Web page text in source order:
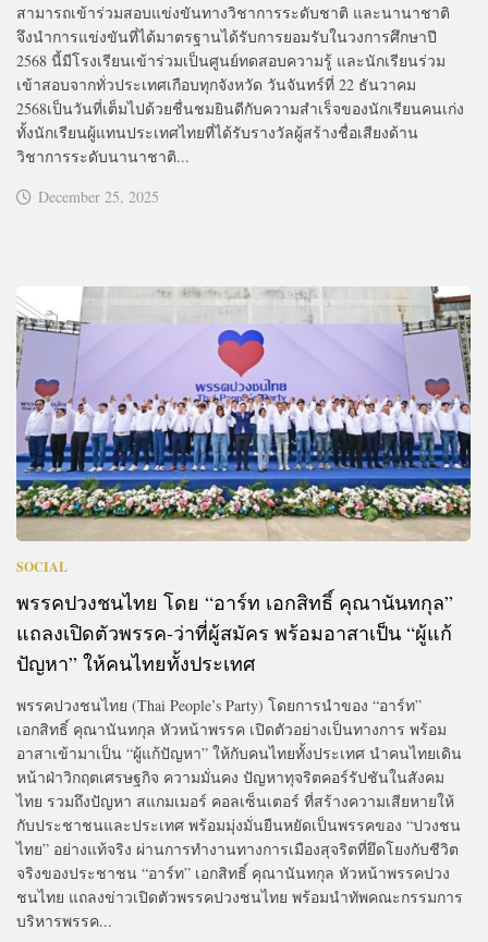
สามารถเข้าร่วมสอบแข่งขันทางวิชาการระดับชาติ และนานาชาติ
จึงนำการแข่งขันที่ได้มาตรฐานได้รับการยอมรับในวงการศึกษาปี
2568 นี้มีโรงเรียนเข้าร่วมเป็นศูนย์ทดสอบความรู้ และนักเรียนร่วม
เข้าสอบจากทั่วประเทศเกือบทุกจังหวัด วันจันทร์ที่ 22 ธันวาคม
2568เป็นวันที่เต็มไปด้วยชื่นชมยินดีกับความสำเร็จของนักเรียนคนเก่ง
ทั้งนักเรียนผู้แทนประเทศไทยที่ได้รับรางวัลผู้สร้างชื่อเสียงด้าน
วิชาการระดับนานาชาติ...
December 25, 2025
SOCIAL
พรรคปวงชนไทย โดย “อาร์ท เอกสิทธิ์ คุณานันทกุล”
แถลงเปิดตัวพรรค-ว่าที่ผู้สมัคร พร้อมอาสาเป็น “ผู้แก้
ปัญหา” ให้คนไทยทั้งประเทศ
พรรคปวงชนไทย (Thai People’s Party) โดยการนำของ “อาร์ท”
เอกสิทธิ์ คุณานันทกุล หัวหน้าพรรค เปิดตัวอย่างเป็นทางการ พร้อม
อาสาเข้ามาเป็น “ผู้แก้ปัญหา” ให้กับคนไทยทั้งประเทศ นำคนไทยเดิน
หน้าฝ่าวิกฤตเศรษฐกิจ ความมั่นคง ปัญหาทุจริตคอร์รัปชันในสังคม
ไทย รวมถึงปัญหา สแกมเมอร์ คอลเซ็นเตอร์ ที่สร้างความเสียหายให้
กับประชาชนและประเทศ พร้อมมุ่งมั่นยืนหยัดเป็นพรรคของ “ปวงชน
ไทย” อย่างแท้จริง ผ่านการทำงานทางการเมืองสุจริตที่ยึดโยงกับชีวิต
จริงของประชาชน “อาร์ท” เอกสิทธิ์ คุณานันทกุล หัวหน้าพรรคปวง
ชนไทย แถลงข่าวเปิดตัวพรรคปวงชนไทย พร้อมนำทัพคณะกรรมการ
บริหารพรรค...